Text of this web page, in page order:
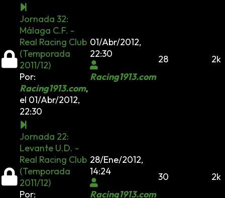
Jornada 32:
Málaga C.F. -
Real Racing Club
(Temporada
2011/12)
Por:
Racing1913.com,
el 01/Abr/2012,
22:30
01/Abr/2012,
22:30
Racing1913.com
28 2k
Jornada 22:
Levante U.D. -
Real Racing Club
(Temporada
2011/12)
Por:
28/Ene/2012,
14:24
Racing1913.com
30 2k